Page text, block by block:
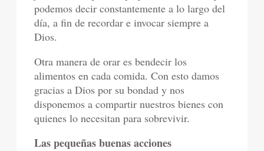
podemos decir constantemente a lo largo del
día, a fin de recordar e invocar siempre a
Dios.
Otra manera de orar es bendecir los
alimentos en cada comida. Con esto damos
gracias a Dios por su bondad y nos
disponemos a compartir nuestros bienes con
quienes lo necesitan para sobrevivir.
Las pequeñas buenas acciones